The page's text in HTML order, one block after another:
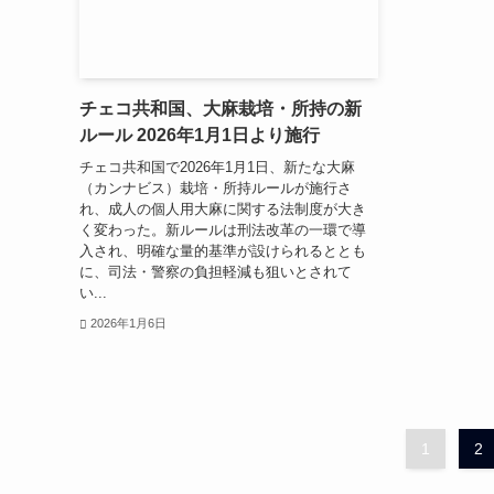
チェコ共和国、大麻栽培・所持の新
ルール 2026年1月1日より施行
チェコ共和国で2026年1月1日、新たな大麻
（カンナビス）栽培・所持ルールが施行さ
れ、成人の個人用大麻に関する法制度が大き
く変わった。新ルールは刑法改革の一環で導
入され、明確な量的基準が設けられるととも
に、司法・警察の負担軽減も狙いとされて
い...
2026年1月6日
1 2